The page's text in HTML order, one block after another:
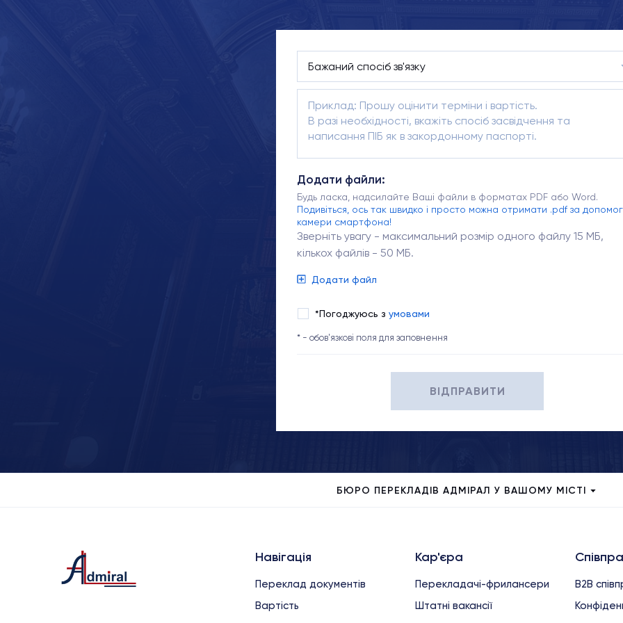
Додати файли:
Будь ласка, надсилайте Ваші файли в форматах PDF або Word.
Подивіться, ось так швидко і просто можна отримати .pdf за
камери смартфона!
Зверніть увагу - максимальний розмір одного файлу 15 МБ,
кількох файлів - 50 МБ.
Додати файл
*Погоджуюсь з умовами
* - обов'язкові поля для заповнення
ВІДПРАВИТИ
БЮРО ПЕРЕКЛАДІВ АДМІРАЛ У ВАШОМУ МІСТІ
Навігація
Переклад документів
Вартість
Кар'єра
Перекладачі-фрилансери
Штатні вакансії
B2B